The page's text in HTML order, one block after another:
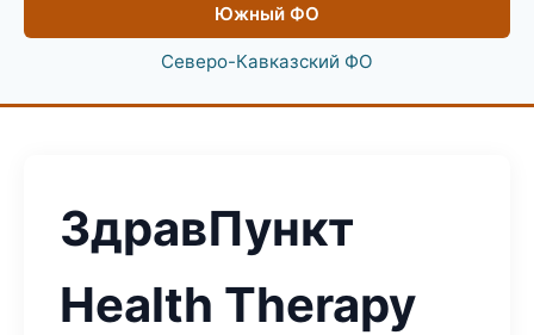
Южный ФО
Северо-Кавказский ФО
ЗдравПункт
Health Therapy